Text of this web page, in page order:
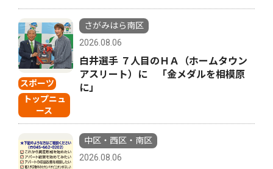
スポーツ
トップニュ
ース
さがみはら南区
2026.08.06
白井選手 ７人目のＨＡ（ホームタウン
アスリート）に 「金メダルを相模原
に」
中区・西区・南区
2026.08.06